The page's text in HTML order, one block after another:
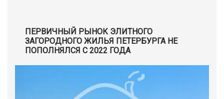
ПЕРВИЧНЫЙ РЫНОК ЭЛИТНОГО
ЗАГОРОДНОГО ЖИЛЬЯ ПЕТЕРБУРГА НЕ
ПОПОЛНЯЛСЯ С 2022 ГОДА